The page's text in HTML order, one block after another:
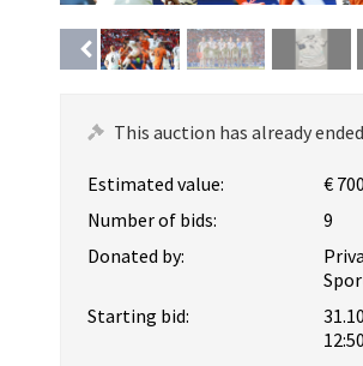
This auction has already
Estimated value:
€
Number of bids:
9
Donated by:
Starting bid:
12:50